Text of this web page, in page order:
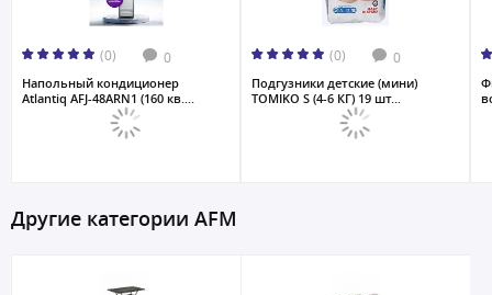
(0) 0
Напольный кондиционер
Atlantiq AFJ-48ARN1 (160 кв....
(0) 0
Подгузники детские (мини)
TOMIKO S (4-6 КГ) 19 шт...
Другие категории AFM